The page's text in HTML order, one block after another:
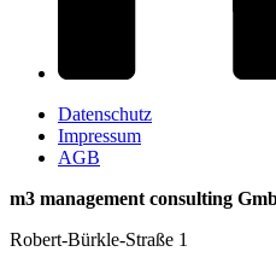
Datenschutz
Impressum
AGB
m3 management consulting
Robert-Bürkle-Straße 1